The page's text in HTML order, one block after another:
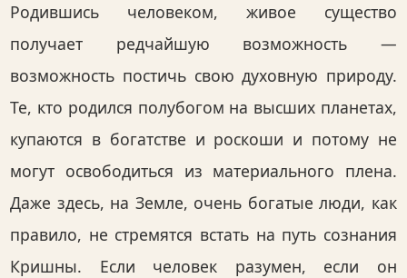
Родившись человеком, живое существо
получает редчайшую возможность —
возможность постичь свою духовную природу.
Те, кто родился полубогом на высших планетах,
купаются в богатстве и роскоши и потому не
могут освободиться из материального плена.
Даже здесь, на Земле, очень богатые люди, как
правило, не стремятся встать на путь сознания
Кришны. Если человек разумен, если он